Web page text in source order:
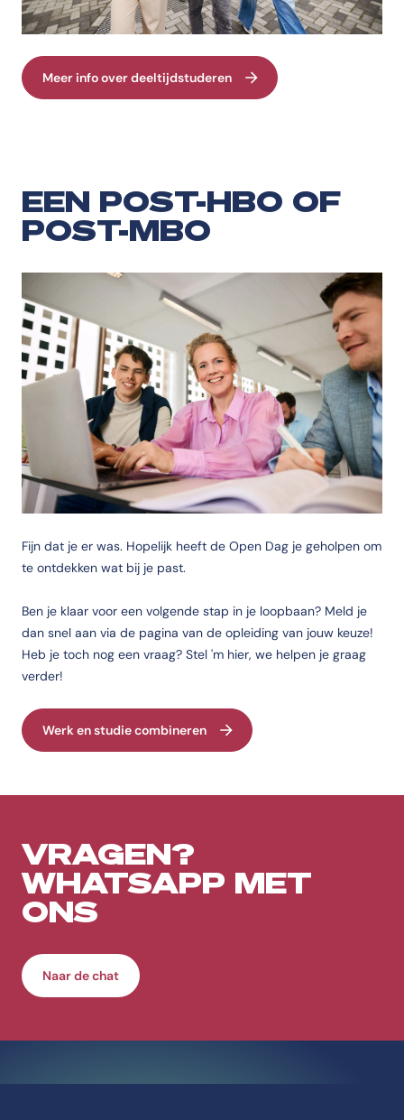
Meer info over deeltijdstuderen
EEN POST-HBO OF
POST-MBO
Fijn dat je er was. Hopelijk heeft de Open Dag je geholpen om
te ontdekken wat bij je past.
Ben je klaar voor een volgende stap in je loopbaan? Meld je
dan snel aan via de pagina van de opleiding van jouw keuze!
Heb je toch nog een vraag? Stel 'm hier, we helpen je graag
verder!
Werk en studie combineren
VRAGEN?
WHATSAPP MET
ONS
Naar de chat